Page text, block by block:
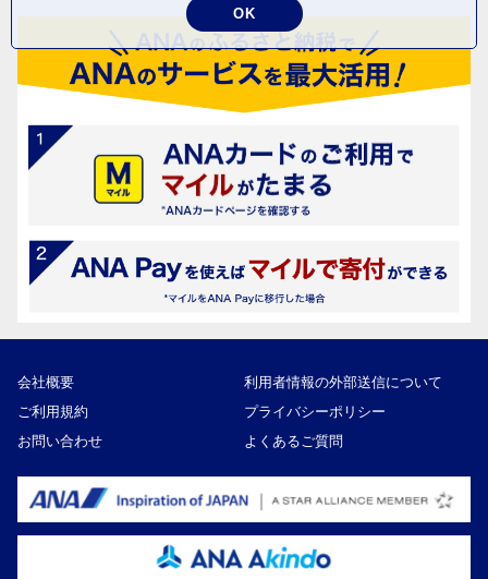
会社概要
利用者情報の外部送信について
ご利用規約
プライバシーポリシー
お問い合わせ
よくあるご質問
OK